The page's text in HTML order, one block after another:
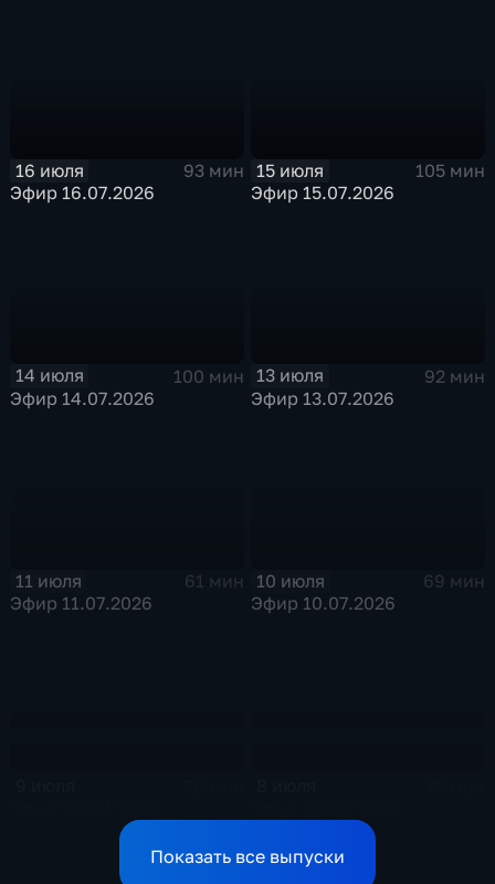
16 июля
93 мин
Эфир 16.07.2026
15 июля
105 мин
Эфир 15.07.2026
14 июля
100 мин
Эфир 14.07.2026
13 июля
92 мин
Эфир 13.07.2026
11 июля
61 мин
Эфир 11.07.2026
10 июля
69 мин
Эфир 10.07.2026
Показать все выпуски